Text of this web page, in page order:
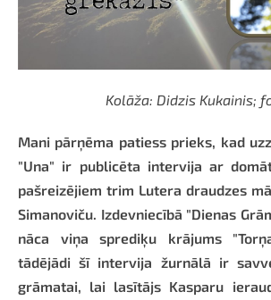
Kolāža: Didzis Kukainis;
Mani pārņēma patiess prieks, kad
"Una" ir publicēta intervija ar
pašreizējiem trim Lutera draudzes
Simanoviču. Izdevniecībā "Dienas
nāca viņa sprediķu krājums
tādējādi šī intervija žurnālā ir
grāmatai, lai lasītājs Kasparu